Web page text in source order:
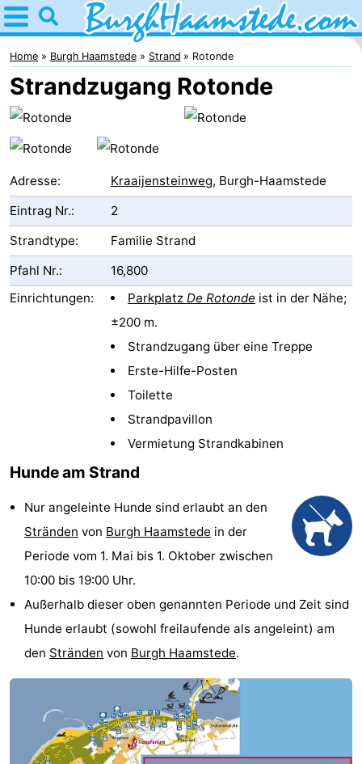
Home
Burgh
Haamstede
Tipps
Für
Kop
van
Schouwen
Übernachten
Appartements
Campingplätze
Ferienhäuser
Livingstone
Resort
Haamstede
Résidence
Haamstede
-
Schouwen
Valleien
Zeeuwse
Home Burgh Haamstede Strand Rotonde
Strandzugang Rotonde
Adresse: Kraaijensteinweg, Burgh-Haamstede
Eintrag Nr.:
2
Strandtype:
Familie Strand
Pfahl Nr.:
16,800
Einrichtungen:
ParkplatzDe Rotonde ist in der Nähe;
±200 m.
Strandzugang über eine Treppe
Erste-Hilfe-Posten
Toilette
Strandpavillon
Vermietung Strandkabinen
Hunde am Strand
Nur angeleinte Hunde sind erlaubt an den
Stränden von Burgh Haamstede in der
Periode vom 1. Mai bis 1. Oktober zwischen
10:00 bis 19:00 Uhr.
Außerhalb dieser oben genannten Periode und Zeit sind
Hunde erlaubt (sowohl freilaufende als angeleint) am
den Stränden von Burgh Haamstede.